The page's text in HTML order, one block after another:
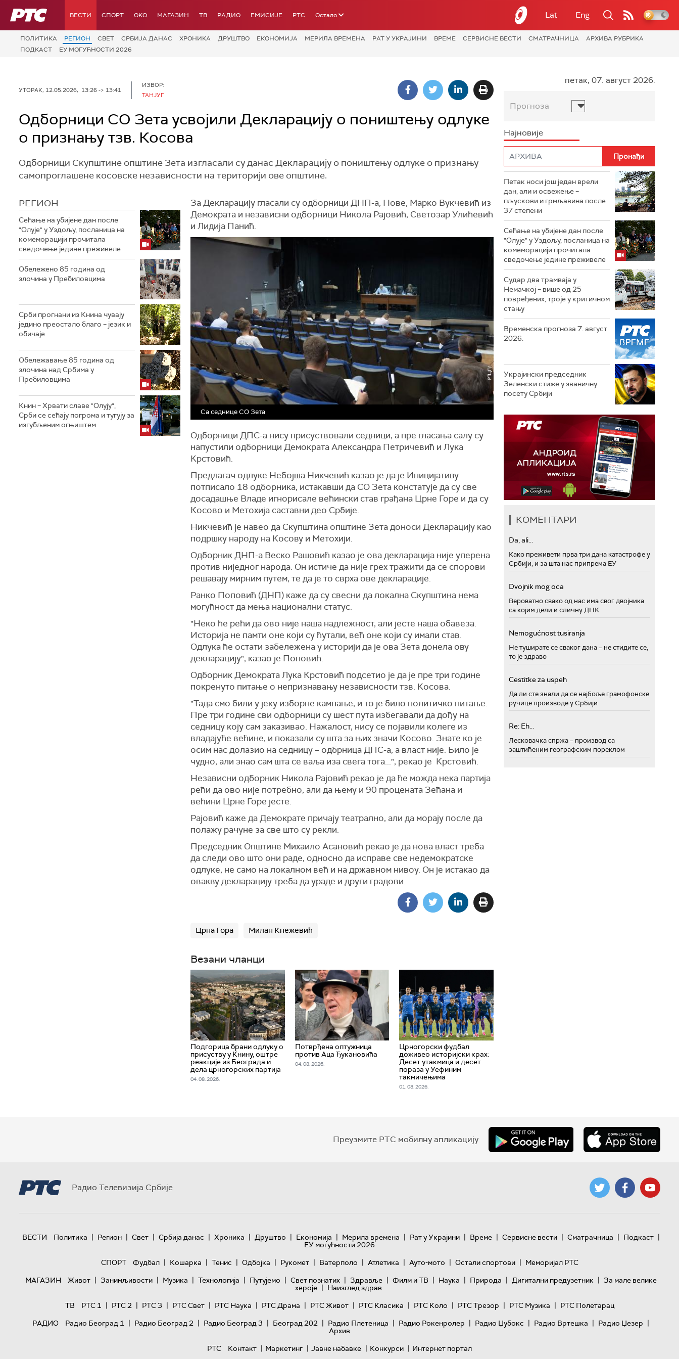
РТС ВЕСТИ СПОРТ OKO МАГАЗИН ТВ РАДИО ЕМИСИЈЕ РТС Остало Lat Eng
ПОЛИТИКА РЕГИОН СВЕТ СРБИЈА ДАНАС ХРОНИКА ДРУШТВО ЕКОНОМИЈА МЕРИЛА ВРЕМЕНА РАТ У УКРАЈИНИ ВРЕМЕ СЕРВИСНЕ ВЕСТИ СМАТРАЧНИЦА
АРХИВА РУБРИКА
ПОДКАСТ
ЕУ МОГУЋНОСТИ 2026
УТОРАК, 12.05.2026, 13:26 -> 13:41
ИЗВОР:
ТАНЈУГ
Одборници СО Зета усвојили Декларацију о поништењу одлуке
о признању тзв. Косова
Одборници Скупштине општине Зета изгласали су данас Декларацију о поништењу одлуке о признању
самопроглашене косовске независности на територији ове општине.
РЕГИОН
Сећање на убијене дан после
"Олује" у Уздољу, посланица на
комеморацији прочитала
сведочење једине преживеле
Обележено 85 година од
злочина у Пребиловцима
Срби прогнани из Книна чувају
једино преостало благо – језик и
обичаје
Обележавање 85 година од
злочина над Србима у
Пребиловцима
Книн – Хрвати славе "Олују",
Срби се сећају погрома и тугују за
изгубљеним огњиштем
За Декларацију гласали су одборници ДНП-а, Нове, Марко Вукчевић из
Демократа и независни одборници Никола Рајовић, Светозар Улићевић
и Лидија Панић.
Са седнице СО Зета
Одборници ДПС-а нису присуствовали седници, а пре гласања салу су
напустили одборници Демократа Александра Петричевић и Лука
Крстовић.
Предлагач одлуке Небојша Никчевић казао је да је Иницијативу
потписало 18 одборника, истакавши да СО Зета констатује да су све
досадашње Владе игнорисале већински став грађана Црне Горе и да су
Косово и Метохија саставни део Србије.
Никчевић је навео да Скупштина општине Зета доноси Декларацију као
подршку народу на Косову и Метохији.
Одборник ДНП-а Веско Рашовић казао је ова декларација није уперена
против ниједног народа. Он истиче да није грех тражити да се спорови
решавају мирним путем, те да је то сврха ове декларације.
Ранко Поповић (ДНП) каже да су свесни да локална Скупштина нема
могућност да мења национални статус.
"Неко ће рећи да ово није наша надлежност, али јесте наша обавеза.
Историја не памти оне који су ћутали, већ оне који су имали став.
Одлука ће остати забележена у историји да је ова Зета донела ову
декларацију", казао је Поповић.
Одборник Демократа Лука Крстовић подсетио је да је пре три године
покренуто питање о непризнавању независности тзв. Косова.
"Тада смо били у јеку изборне кампање, и то је било политичко питање.
Пре три године сви одборници су шест пута избегавали да дођу на
седницу коју сам заказивао. Нажалост, нису се појавили колеге из
владајуће већине, и показали су шта за њих значи Косово. Знате ко је
осим нас долазио на седницу – одбрница ДПС-а, а власт није. Било је
чудно, али знао сам шта се ваља иза свега тога...", рекао је Крстовић.
Независни одборник Никола Рајовић рекао је да ће можда нека партија
рећи да ово није потребно, али да њему и 90 процената Зећана и
већини Црне Горе јесте.
Рајовић каже да Демократе причају театрално, али да морају после да
полажу рачуне за све што су рекли.
Председник Општине Михаило Асановић рекао је да нова власт треба
да следи ово што они раде, односно да исправе све недемократске
одлуке, не само на локалном већ и на државном нивоу. Он је истакао да
овакву декларацију треба да ураде и други градови.
Црна Гора Милан Кнежевић
Везани чланци
Подгорица брани одлуку о
присуству у Книну, оштре
реакције из Београда и
дела црногорских партија
04. 08. 2026.
Потврђена оптужница
против Аца Ђукановића
04. 08. 2026.
Црногорски фудбал
доживео историјски крах:
Десет утакмица и десет
пораза у Уефиним
такмичењима
01. 08. 2026.
петак, 07. август 2026.
Прогноза
Најновије
Петак носи још један врели
дан, али и освежење –
пљускови и грмљавина после
37 степени
Сећање на убијене дан после
"Олује" у Уздољу, посланица на
комеморацији прочитала
сведочење једине преживеле
Судар два трамваја у
Немачкој – више од 25
повређених, троје у критичном
стању
Временска прогноза 7. август
2026.
Украјински председник
Зеленски стиже у званичну
посету Србији
КОМЕНТАРИ
Da, ali...
Како преживети прва три дана катастрофе у
Србији, и за шта нас припрема ЕУ
Dvojnik mog oca
Вероватно свако од нас има свог двојника
са којим дели и сличну ДНК
Nemogućnost tusiranja
Не туширате се сваког дана – не стидите се,
то је здраво
Cestitke za uspeh
Да ли сте знали да се најбоље грамофонске
ручице производе у Србији
Re: Eh...
Лесковачка спржа – производ са
заштићеним географским пореклом
Преузмите РТС мобилну апликацију
Радио Телевизија Србије
ВЕСТИ Политика | Регион | Свет | Србија данас | Хроника | Друштво | Економија | Мерила времена | Рат у Украјини | Време | Сервисне вести | Сматрачница | Подкаст |
ЕУ могућности 2026
СПОРТ
Фудбал | Кошарка | Тенис | Одбојка | Рукомет | Ватерполо | Атлетика | Ауто-мото | Остали спортови | Меморијал РТС
МАГАЗИН
Живот | Занимљивости | Музика | Технологијa | Путујемо | Свет познатих | Здравље | Филм и ТВ | Наука | Природа | Дигитални предузетник | За мале велике
хероје | Наизглед здрав
ТВ
РТС 1 | РТС 2 | РТС 3 | РТС Свет | РТС Наука | РТС Драма | РТС Живот | РТС Класика | РТС Коло | РТС Трезор | РТС Музика | РТС Полетарац
РАДИО
Радио Београд 1 | Радио Београд 2 | Радио Београд 3 | Београд 202 | Радио Плетеница | Радио Рокенролер | Радио Џубокс | Радио Вртешка | Радио Џезер |
Архив
РТС
Контакт | Маркетинг | Јавне набавке | Конкурси | Интернет портал